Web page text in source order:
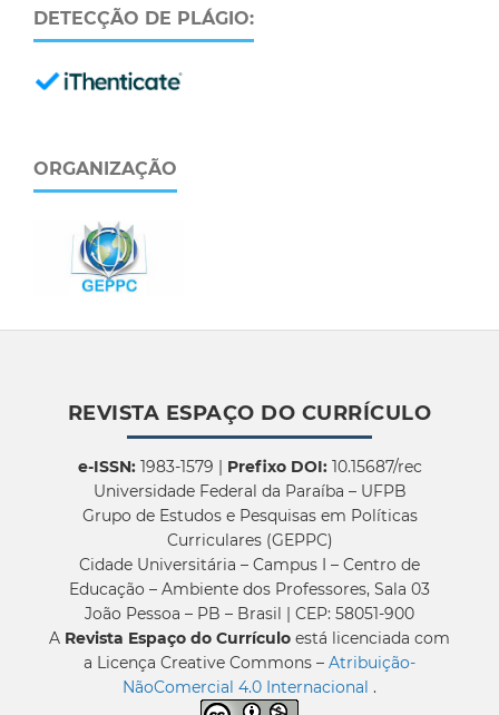
DETECÇÃO DE PLÁGIO:
ORGANIZAÇÃO
REVISTA ESPAÇO DO CURRÍCULO
e-ISSN:1983-1579 | Prefixo DOI:10.15687/rec
Universidade Federal da Paraíba – UFPB
Grupo de Estudos e Pesquisas em Políticas
Curriculares (GEPPC)
Cidade Universitária – Campus I – Centro de
Educação – Ambiente dos Professores, Sala 03
João Pessoa – PB – Brasil | CEP: 58051-900
A Revista Espaço do Currículo está licenciada com
a Licença Creative Commons – Atribuição-
NãoComercial 4.0 Internacional .